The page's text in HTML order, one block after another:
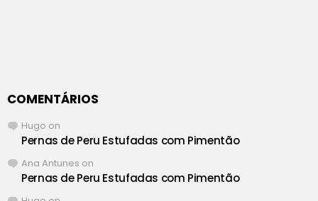
COMENTÁRIOS
Hugo on
Pernas de Peru Estufadas com Pimentão
Ana Antunes on
Pernas de Peru Estufadas com Pimentão